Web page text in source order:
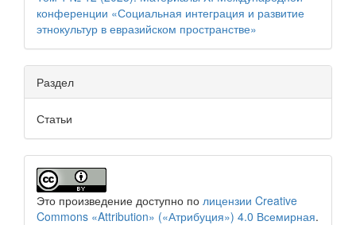
конференции «Социальная интеграция и развитие
этнокультур в евразийском пространстве»
Раздел
Статьи
Это произведение доступно по лицензии Creative
Commons «Attribution» («Атрибуция») 4.0 Всемирная.